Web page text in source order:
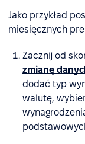
Jako przykład
miesięcznych
Zacznij od
zmianę
dodać typ
walutę,